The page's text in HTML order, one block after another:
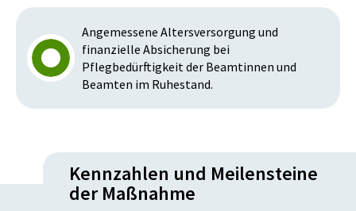
Angemessene Altersversorgung und
finanzielle Absicherung bei
Pflegbedürftigkeit der Beamtinnen und
Beamten im Ruhestand.
Kennzahlen und Meilensteine
der Maßnahme